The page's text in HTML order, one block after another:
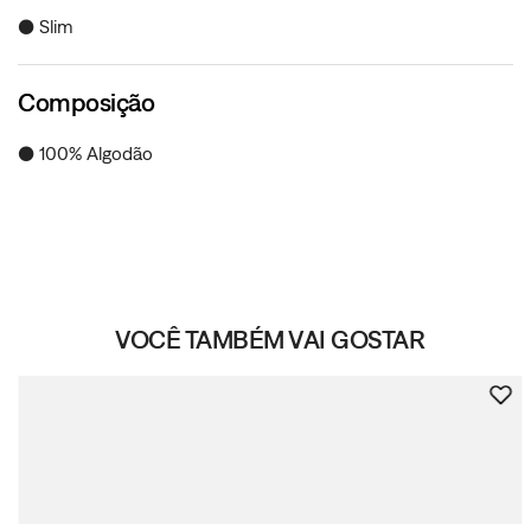
● Slim
Composição
● 100% Algodão
VOCÊ TAMBÉM VAI GOSTAR